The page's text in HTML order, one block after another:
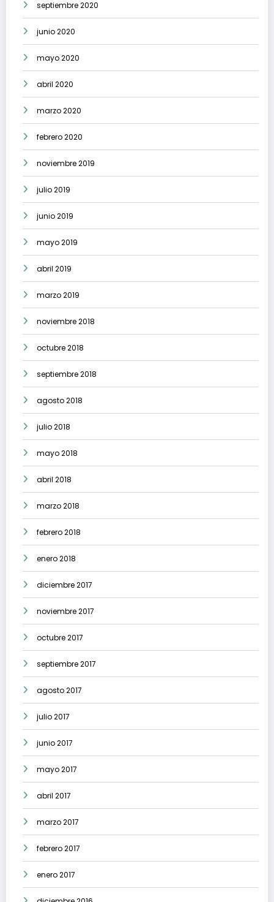
septiembre 2020
junio 2020
mayo 2020
abril 2020
marzo 2020
febrero 2020
noviembre 2019
julio 2019
junio 2019
mayo 2019
abril 2019
marzo 2019
noviembre 2018
octubre 2018
septiembre 2018
agosto 2018
julio 2018
mayo 2018
abril 2018
marzo 2018
febrero 2018
enero 2018
diciembre 2017
noviembre 2017
octubre 2017
septiembre 2017
agosto 2017
julio 2017
junio 2017
mayo 2017
abril 2017
marzo 2017
febrero 2017
enero 2017